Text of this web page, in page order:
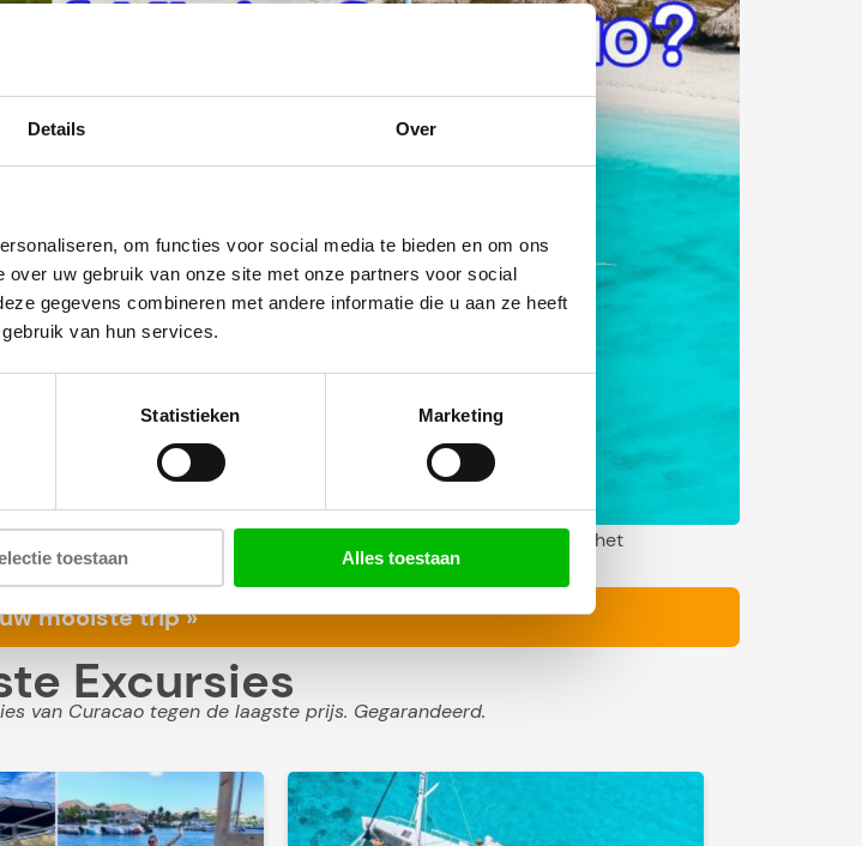
Details Over
om functies voor social media te bieden en om ons
uw gebruik van onze site met onze partners voor social
gegevens combineren met andere informatie die u aan ze heeft
van hun services.
Statistieken Marketing
toestaan Alles toestaan
of je gaat beach hoppen richting Westcoast of je gaat naar het
jou? We geven de verschillen en tips.
mooiste trip »
Excursies
van Curacao tegen de laagste prijs. Gegarandeerd.